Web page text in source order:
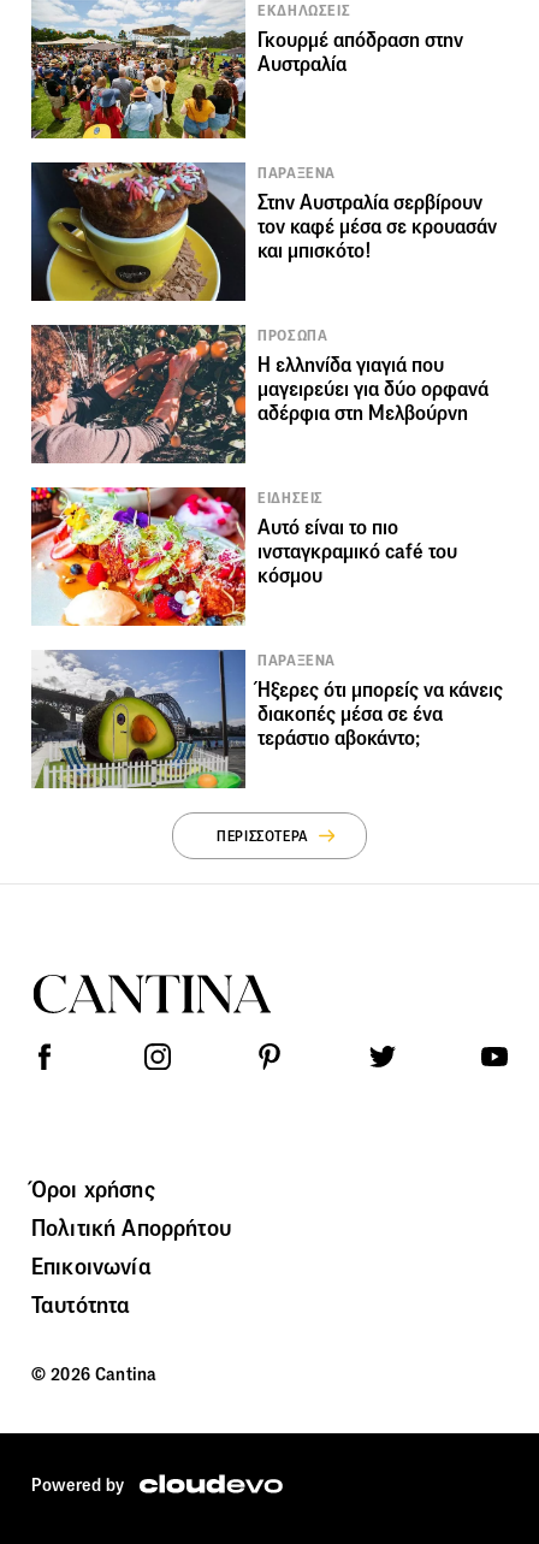
ΕΚΔΗΛΩΣΕΙΣ
Γκουρμέ απόδραση στην
Αυστραλία
ΠΑΡΑΞΕΝΑ
Στην Αυστραλία σερβίρουν
τον καφέ μέσα σε κρουασάν
και μπισκότο!
ΠΡΟΣΩΠΑ
Η ελληνίδα γιαγιά που
μαγειρεύει για δύο ορφανά
αδέρφια στη Μελβούρνη
ΕΙΔΗΣΕΙΣ
Αυτό είναι το πιο
ινσταγκραμικό café του
κόσμου
ΠΑΡΑΞΕΝΑ
Ήξερες ότι μπορείς να κάνεις
διακοπές μέσα σε ένα
τεράστιο αβοκάντο;
ΠΕΡΙΣΣΟΤΕΡΑ
Όροι χρήσης
Πολιτική Απορρήτου
Επικοινωνία
Ταυτότητα
© 2026 Cantina
Powered by